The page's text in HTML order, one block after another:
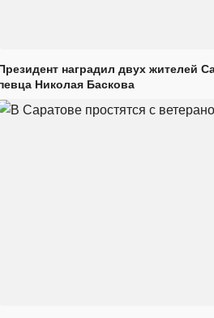
наградил двух жителей
Николая Баскова